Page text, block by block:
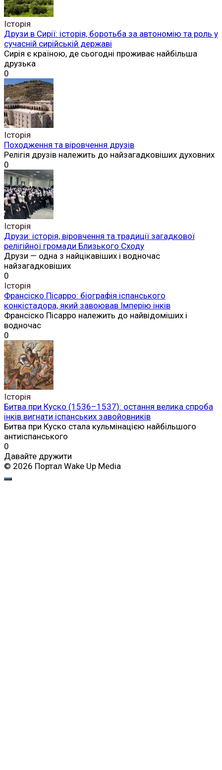
Історія
Друзи в Сирії: історія, боротьба за автономію та роль у
сучасній сирійській державі
Сирія є країною, де сьогодні проживає найбільша
друзька
0
Історія
Походження та віровчення друзів
Релігія друзів належить до найзагадковіших духовних
0
Історія
Друзи: історія, віровчення та традиції загадкової
релігійної громади Близького Сходу
Друзи — одна з найцікавіших і водночас
найзагадковіших
0
Історія
Франсіско Пісарро: біографія іспанського
конкістадора, який завоював Імперію інків
Франсіско Пісарро належить до найвідоміших і
водночас
0
Історія
Битва при Куско (1536–1537): остання велика спроба
інків вигнати іспанських завойовників
Битва при Куско стала кульмінацією найбільшого
антиіспанського
0
Давайте дружити
© 2026 Портал Wake Up Media